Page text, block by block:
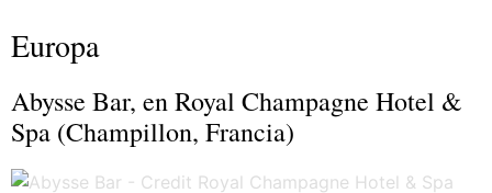
Europa
Abysse Bar, en Royal Champagne Hotel &
Spa (Champillon, Francia)